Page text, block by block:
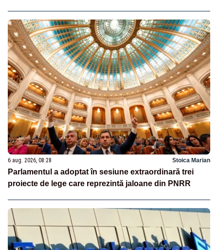
6 aug. 2026, 08:28 Stoica Marian
Parlamentul a adoptat în sesiune extraordinară trei
proiecte de lege care reprezintă jaloane din PNRR